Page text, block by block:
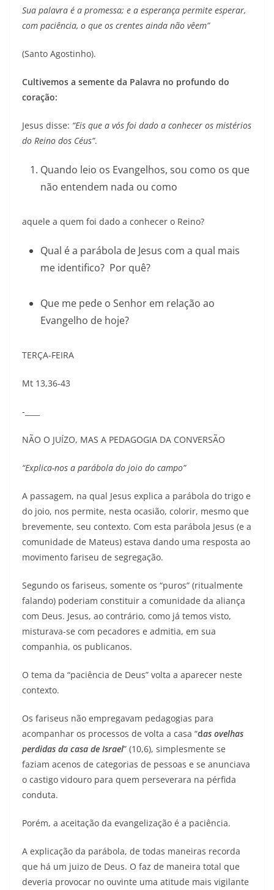
Sua palavra é a promessa; e a esperança permite esperar,
com paciência, o que os crentes ainda não vêem”
(Santo Agostinho).
Cultivemos a semente da Palavra no profundo do
coração:
Jesus disse: “Eis que a vós foi dado a conhecer os mistérios
do Reino dos Céus”.
Quando leio os Evangelhos, sou como os que
não entendem nada ou como
aquele a quem foi dado a conhecer o Reino?
Qual é a parábola de Jesus com a qual mais
me identifico? Por quê?
Que me pede o Senhor em relação ao
Evangelho de hoje?
TERÇA-FEIRA
Mt 13,36-43
­­­­­­­­­­­-____
NÃO O JUÍZO, MAS A PEDAGOGIA DA CONVERSÃO
“Explica-nos a parábola do joio do campo”
A passagem, na qual Jesus explica a parábola do trigo e
do joio, nos permite, nesta ocasião, colorir, mesmo que
brevemente, seu contexto. Com esta parábola Jesus (e a
comunidade de Mateus) estava dando uma resposta ao
movimento fariseu de segregação.
Segundo os fariseus, somente os “puros” (ritualmente
falando) poderiam constituir a comunidade da aliança
com Deus. Jesus, ao contrário, como já temos visto,
misturava-se com pecadores e admitia, em sua
companhia, os publicanos.
O tema da “paciência de Deus” volta a aparecer neste
contexto.
Os fariseus não empregavam pedagogias para
acompanhar os processos de volta a casa “das ovelhas
perdidas da casa de Israel” (10,6), simplesmente se
faziam acenos de categorias de pessoas e se anunciava
o castigo vidouro para quem perseverara na pérfida
conduta.
Porém, a aceitação da evangelização é a paciência.
A explicação da parábola, de todas maneiras recorda
que há um juizo de Deus. O faz de maneira total que
deveria provocar no ouvinte uma atitude mais vigilante